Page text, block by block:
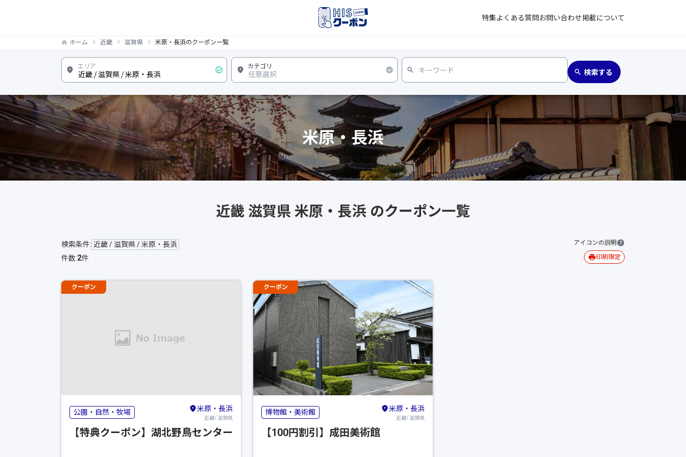
特集よくある質問お問い合わせ掲載について
ホーム 近畿 滋賀県 米原・長浜のクーポン一覧
米原・長浜
近畿 滋賀県 米原・長浜 のクーポン一覧
検索条件: 近畿 / 滋賀県 / 米原・長浜
件数:2件
アイコンの説明
印刷限定
クーポン
公園・自然・牧場 米原・長浜
近畿/ 滋賀県
【特典クーポン】湖北野鳥センター
クーポン
博物館・美術館 米原・長浜
近畿/ 滋賀県
【100円割引】成田美術館